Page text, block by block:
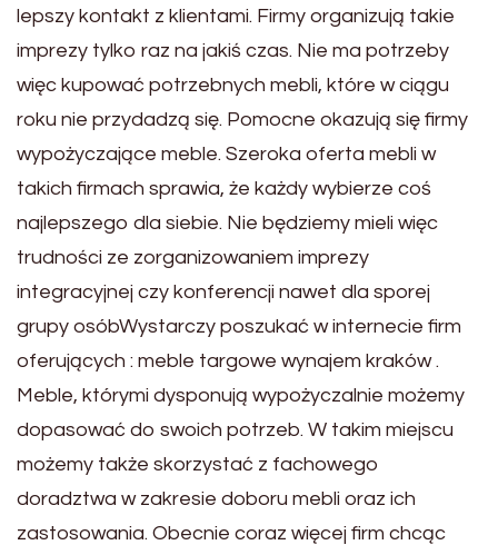
lepszy kontakt z klientami. Firmy organizują takie
imprezy tylko raz na jakiś czas. Nie ma potrzeby
więc kupować potrzebnych mebli, które w ciągu
roku nie przydadzą się. Pomocne okazują się firmy
wypożyczające meble. Szeroka oferta mebli w
takich firmach sprawia, że każdy wybierze coś
najlepszego dla siebie. Nie będziemy mieli więc
trudności ze zorganizowaniem imprezy
integracyjnej czy konferencji nawet dla sporej
grupy osóbWystarczy poszukać w internecie firm
oferujących : meble targowe wynajem kraków .
Meble, którymi dysponują wypożyczalnie możemy
dopasować do swoich potrzeb. W takim miejscu
możemy także skorzystać z fachowego
doradztwa w zakresie doboru mebli oraz ich
zastosowania. Obecnie coraz więcej firm chcąc